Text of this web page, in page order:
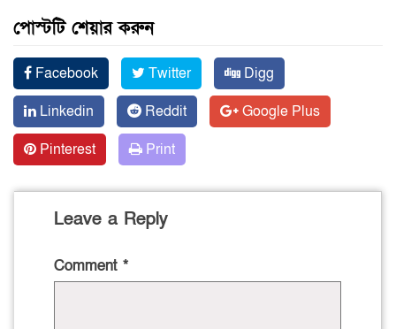
পোস্টটি শেয়ার করুন
Facebook Twitter
Digg
Linkedin
Reddit
Google Plus
Pinterest
Print
Leave a Reply
Comment *